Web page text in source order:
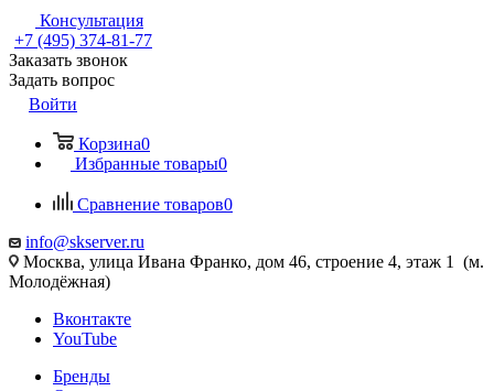
Консультация
+7 (495) 374-81-77
Заказать звонок
Задать вопрос
Войти
Корзина0
Избранные товары0
Сравнение товаров0
info@skserver.ru
Москва, улица Ивана Франко, дом 46, строение 4, этаж 1 (м.
Молодёжная)
Вконтакте
YouTube
Бренды